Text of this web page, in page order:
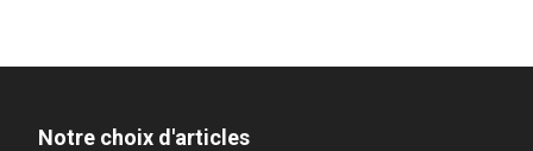
Notre choix d'articles